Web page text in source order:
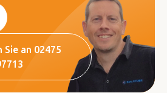
Sie an 02475